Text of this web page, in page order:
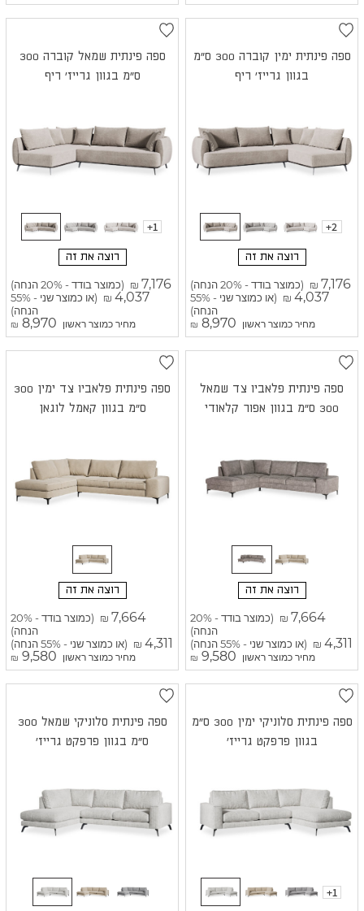
ספה פינתית ימין קוברה 300 ס"מ
בגוון גרייז' ריף
+2
רוצה את זה
₪ 7,176 (כמוצר בודד - 20% הנחה)
₪ 4,037
(או כמוצר שני - 55%
הנחה)
מחיר כמוצר ראשון ₪ 8,970
ספה פינתית שמאל קוברה 300
ס"מ בגוון גרייז' ריף
+1
רוצה את זה
₪ 7,176 (כמוצר בודד - 20% הנחה)
₪ 4,037
(או כמוצר שני - 55%
הנחה)
מחיר כמוצר ראשון ₪ 8,970
ספה פינתית פלאביו צד שמאל
300 ס"מ בגוון אפור קלאודי
רוצה את זה
₪ 7,664
(כמוצר בודד - 20%
הנחה)
₪ 4,311 (או כמוצר שני - 55% הנחה)
מחיר כמוצר ראשון ₪ 9,580
ספה פינתית פלאביו צד ימין 300
ס"מ בגוון קאמל לוגאן
רוצה את זה
₪ 7,664
(כמוצר בודד - 20%
הנחה)
₪ 4,311 (או כמוצר שני - 55% הנחה)
מחיר כמוצר ראשון ₪ 9,580
ספה פינתית סלוניקי ימין 300 ס"מ
בגוון פרפקט גרייז'
+1
ספה פינתית סלוניקי שמאל 300
ס"מ בגוון פרפקט גרייז'